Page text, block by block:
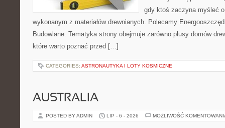
gdy ktoś zaczyna myśleć o
wykonanym z materiałów drewnianych. Polecamy
Budowlane. Tematyka strony obejmuje zarówno plusy domów
które warto poznać przed […]
CATEGORIES: ASTRONAUTYKA I LOTY KOSMICZNE
AUSTRALIA
POSTED BY ADMIN LIP - 6 - 2026 MOŻLIWOŚĆ